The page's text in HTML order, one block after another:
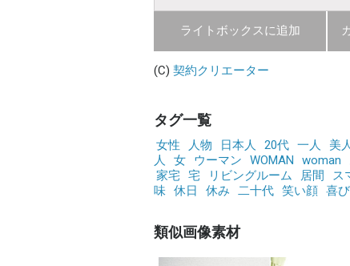
ライトボックスに追加
(C) 契約クリエーター
タグ一覧
女性 人物 日本人 20代 一人 美人
人
女 ウーマン WOMAN woman
家宅 宅 リビングルーム 居間 ス
味 休日 休み 二十代 笑い顔 喜び
類似画像素材